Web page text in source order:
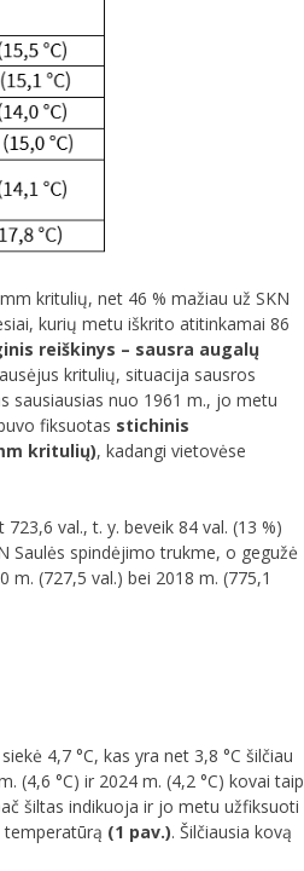
kritulių, net 46 % mažiau už SKN
kurių metu iškrito atitinkamai 86
reiškinys – sausra augalų
kritulių, situacija sausros
sausiausias nuo 1961 m., jo metu
fiksuotas stichinis
kritulių), kadangi vietovėse
val., t. y. beveik 84 val. (13 %)
Saulės spindėjimo trukme, o gegužė
(727,5 val.) bei 2018 m. (775,1
4,7 °C, kas yra net 3,8 °C šilčiau
(4,6 °C) ir 2024 m. (4,2 °C) kovai taip
šiltas indikuoja ir jo metu užfiksuoti
(1 pav.). Šilčiausia kovą